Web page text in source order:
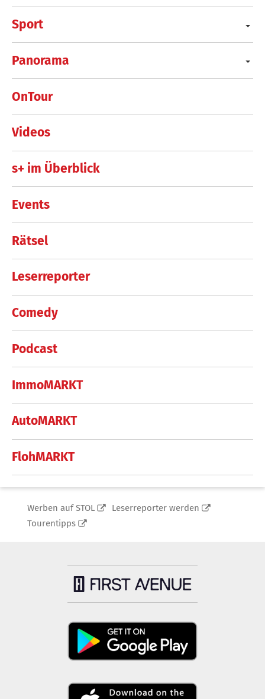
Sport
Panorama
OnTour
Videos
s+ im Überblick
Events
Rätsel
Leserreporter
Comedy
Podcast
ImmoMARKT
AutoMARKT
FlohMARKT
Werben auf STOL
Leserreporter werden
Tourentipps